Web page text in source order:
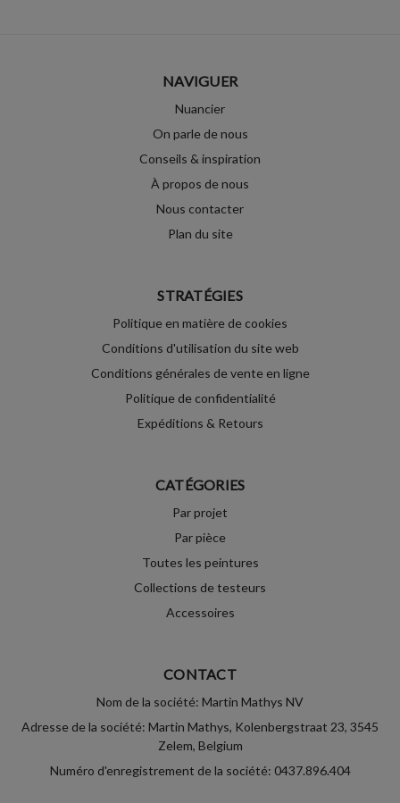
NAVIGUER
Nuancier
On parle de nous
Conseils & inspiration
À propos de nous
Nous contacter
Plan du site
STRATÉGIES
Politique en matière de cookies
Conditions d'utilisation du site web
Conditions générales de vente en ligne
Politique de confidentialité
Expéditions & Retours
CATÉGORIES
Par projet
Par pièce
Toutes les peintures
Collections de testeurs
Accessoires
CONTACT
Nom de la société: Martin Mathys NV
Adresse de la société: Martin Mathys, Kolenbergstraat 23, 3545
Zelem, Belgium
Numéro d'enregistrement de la société: 0437.896.404